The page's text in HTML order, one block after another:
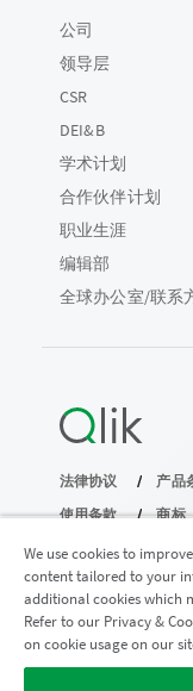
公司
领导层
CSR
DEI&B
学术计划
合作伙伴计划
职业生涯
编辑部
全球办公室/联系
法律协议 产品
使用条款
商标
版权所有 © 1993-
加入分析现代
使用分析现代化计划
We use cookies to
content tailored to your
additional cookies which
Refer to our Privacy &
on cookie usage on our